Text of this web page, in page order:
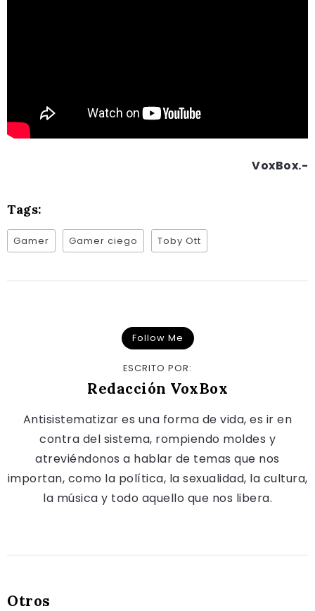
VoxBox.-
Tags:
Gamer Gamer ciego Toby Ott
Follow Me
ESCRITO POR:
Redacción VoxBox
Antisistematizar es una forma de vida, es ir en
contra del sistema, rompiendo moldes y
atreviéndonos a hablar de temas que nos
importan, como la política, la sexualidad, la cultura,
la música y todo aquello que nos libera.
Otros